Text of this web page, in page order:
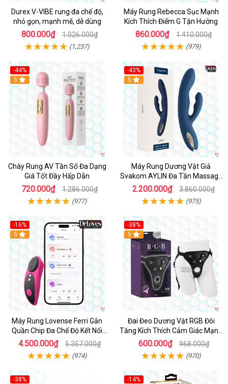
Durex V-VIBE rung đa chế độ,
nhỏ gọn, mạnh mẽ, dễ dùng
800.000₫ 1.026.000₫
(1,237)
Máy Rung Rebecca Sục Mạnh
Kích Thích Điểm G Tận Hưởng
860.000₫ 1.410.000₫
(979)
-44%
Hot
5
Chày Rung AV Tần Số Đa Dạng
Giá Tốt Đầy Hấp Dẫn
720.000₫ 1.286.000₫
(977)
-43%
Hot
5
Máy Rung Dương Vật Giả
Svakom AYLIN Đa Tần Massage
Sướng
2.200.000₫ 3.860.000₫
(975)
-16%
Hot
5
Máy Rung Lovense Ferri Gắn
Quần Chip Đa Chế Độ Kết Nối
App
4.500.000₫ 5.357.000₫
(974)
-38%
Hot
5
Đai Đeo Dương Vật RGB Đôi
Tăng Kích Thích Cảm Giác Mạnh
Mẽ
600.000₫ 968.000₫
(970)
-38%
-14%